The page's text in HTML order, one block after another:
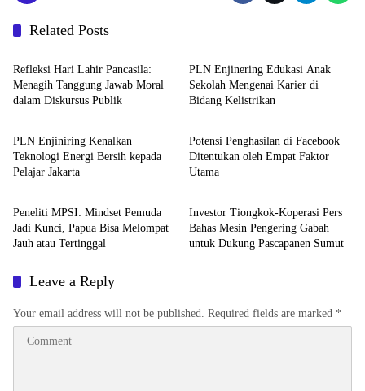
Related Posts
Berita
Refleksi Hari Lahir Pancasila:
Menagih Tanggung Jawab Moral
dalam Diskursus Publik
PLN Enjinering Edukasi Anak
Sekolah Mengenai Karier di
Bidang Kelistrikan
Berita
PLN Enjiniring Kenalkan
Teknologi Energi Bersih kepada
Pelajar Jakarta
Berita
Potensi Penghasilan di Facebook
Ditentukan oleh Empat Faktor
Utama
Berita
Peneliti MPSI: Mindset Pemuda
Jadi Kunci, Papua Bisa Melompat
Jauh atau Tertinggal
Berita
Investor Tiongkok-Koperasi Pers
Bahas Mesin Pengering Gabah
untuk Dukung Pascapanen Sumut
Leave a Reply
Your email address will not be published. Required fields are marked *